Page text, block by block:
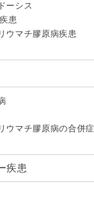
ーシス
患
ウマチ膠原病疾患
ウマチ膠原病の合併症
疾患